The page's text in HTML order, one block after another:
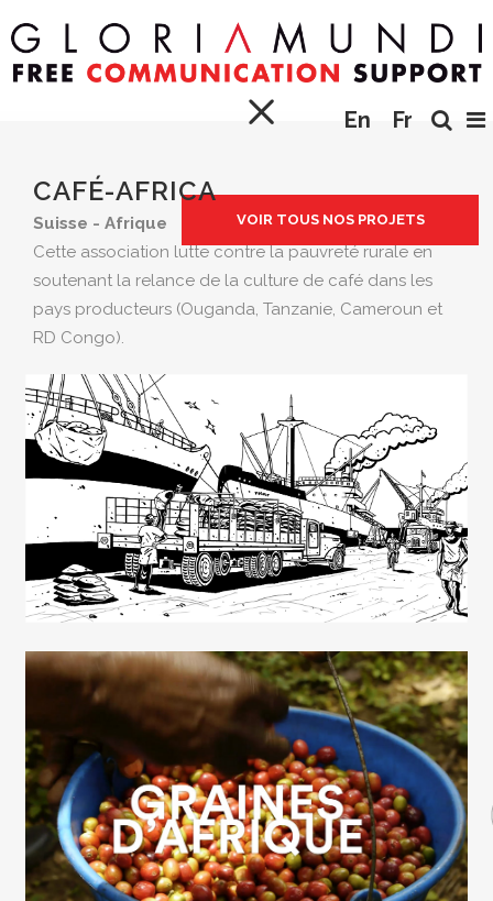
En Fr
VOIR TOUS NOS PROJETS
CAFÉ-AFRICA
Suisse - Afrique
Cette association lutte contre la pauvreté rurale en
soutenant la relance de la culture de café dans les
pays producteurs (Ouganda, Tanzanie, Cameroun et
RD Congo).